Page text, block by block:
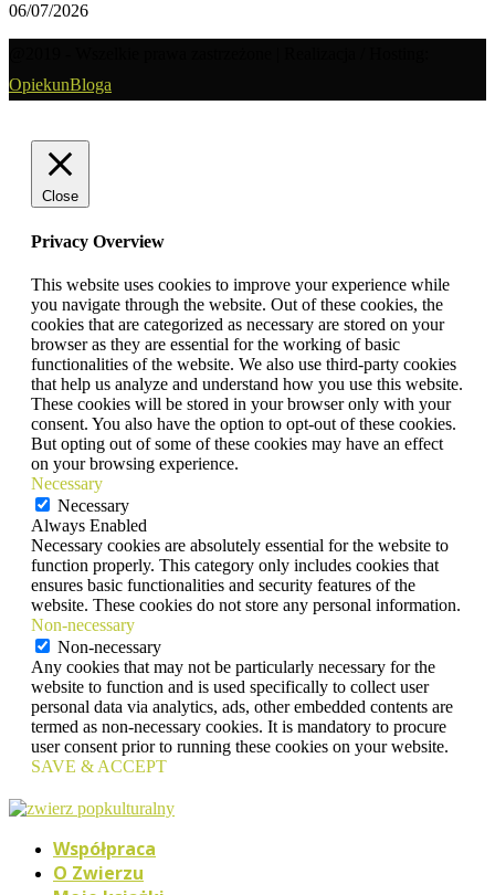
06/07/2026
OpiekunBloga
Close
Privacy Overview
This website uses cookies to improve your experience while
you navigate through the website. Out of these cookies, the
cookies that are categorized as necessary are stored on your
browser as they are essential for the working of basic
functionalities of the website. We also use third-party cookies
that help us analyze and understand how you use this website.
These cookies will be stored in your browser only with your
consent. You also have the option to opt-out of these cookies.
But opting out of some of these cookies may have an effect
on your browsing experience.
Necessary
Necessary
Always Enabled
Necessary cookies are absolutely essential for the website to
function properly. This category only includes cookies that
ensures basic functionalities and security features of the
website. These cookies do not store any personal information.
Non-necessary
Non-necessary
Any cookies that may not be particularly necessary for the
website to function and is used specifically to collect user
personal data via analytics, ads, other embedded contents are
termed as non-necessary cookies. It is mandatory to procure
user consent prior to running these cookies on your website.
SAVE & ACCEPT
Współpraca
O Zwierzu